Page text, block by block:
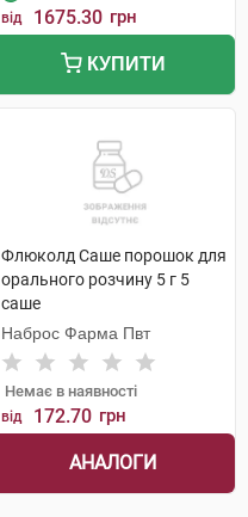
від 1675.30 грн
КУПИТИ
Флюколд Саше порошок для
орального розчину 5 г 5
саше
Наброс Фарма Пвт
Немає в наявності
від 172.70 грн
АНАЛОГИ